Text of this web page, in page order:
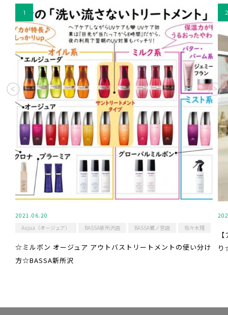
2021.06.20
Aujua（オージュア）
BASSA新所沢店 BASSA鷺ノ宮店 佐々木翔
☆ミルボン オージュア アウトバストリートメントの使い分け
方☆BASSA新所沢
り